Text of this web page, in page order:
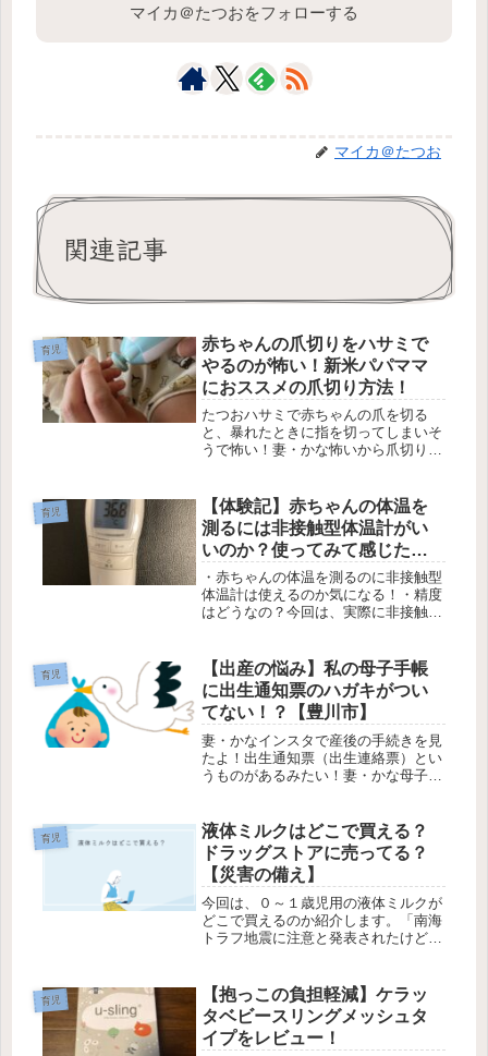
マイカ＠たつおをフォローする
マイカ＠たつお
関連記事
育児
赤ちゃんの爪切りをハサミで
やるのが怖い！新米パパママ
におススメの爪切り方法！
たつおハサミで赤ちゃんの爪を切る
と、暴れたときに指を切ってしまいそ
うで怖い！妻・かな怖いから爪切りは
めての子育てで、日々爪切りに苦戦し
ていました。そんなパパママに向け
て、怖...
育児
【体験記】赤ちゃんの体温を
測るには非接触型体温計がい
いのか？使ってみて感じたメ
リットデメリットを紹介！
・赤ちゃんの体温を測るのに非接触型
体温計は使えるのか気になる！・精度
はどうなの？今回は、実際に非接触型
は、毎日体温を測ろうとするなら便利
だけど精度は高くない。正確に測るの
にも...
育児
【出産の悩み】私の母子手帳
に出生通知票のハガキがつい
てない！？【豊川市】
妻・かなインスタで産後の手続きを見
たよ！出生通知票（出生連絡票）とい
うものがあるみたい！妻・かな母子手
測定とかしてもらえないのかな？あな
たは出産後の手続きでこんな悩みはな
い...
育児
液体ミルクはどこで買える？
ドラッグストアに売ってる？
【災害の備え】
今回は、０～１歳児用の液体ミルクが
どこで買えるのか紹介します。「南海
トラフ地震に注意と発表されたけど、
電してても大丈夫だよね。」「でも、
どこにも売ってない。」あなたはこん
な...
育児
【抱っこの負担軽減】ケラッ
タベビースリングメッシュタ
イプをレビュー！